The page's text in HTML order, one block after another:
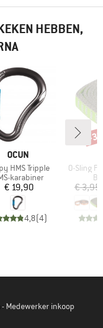
HEBBEN,
MERK
OCUN
HMS Tripple
karabiner
Prijs
€ 19,90
4,8(4)
Artikel
O-Sling PAD 16
€ 3,95
-
Medewerker inkoop